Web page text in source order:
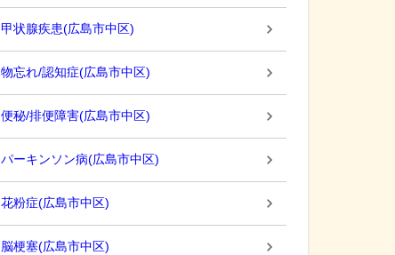
甲状腺疾患(広島市中区)
物忘れ/認知症(広島市中区)
便秘/排便障害(広島市中区)
パーキンソン病(広島市中区)
花粉症(広島市中区)
脳梗塞(広島市中区)